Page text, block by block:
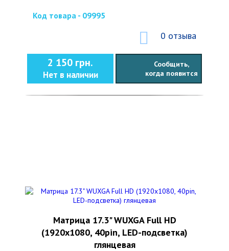
Код товара - 09995
0 отзыва
2 150 грн.
Нет в наличии
Сообщить,
когда появится
Матрица 17.3" WUXGA Full HD
(1920x1080, 40pin, LED-подсветка)
глянцевая